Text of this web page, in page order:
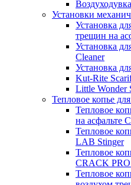
Установки
Установка
трещин на
Установка
Cleaner
Установка
Kut-Rite
Little Wonder
Тепловое копье
Тепловое
на асфальте
Тепловое
LAB Stinger
Тепловое
CRACK
Тепловое